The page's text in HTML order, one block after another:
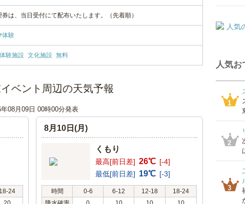
は、当日受付にて配布いたします。（先着順）
体験
体験施設 文化施設 無料
ベント周辺の天気予報
08月09日 00時00分発表
18-24
8月10日(月)
くもり
最高[前日差] 26℃ [-4]
最低[前日差] 19℃ [-3]
時間 0-6 6-12 12-18
18-24
人気お
1
2
3